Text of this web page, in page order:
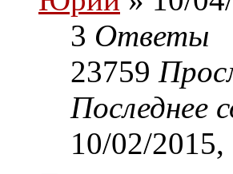
3 Ответы
23759
Последнее
10/02/2015,